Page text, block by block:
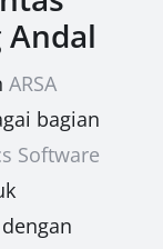
Andal
ARSA
bagian
Software